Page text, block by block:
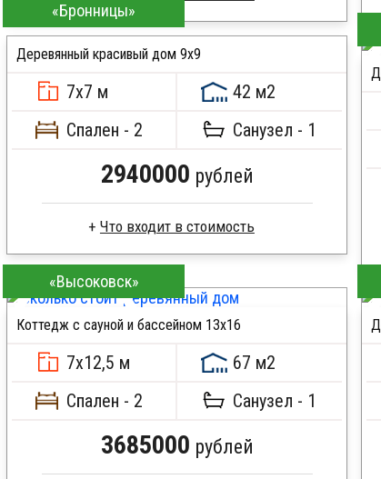
Брус камерной сушки
Стропила, балки 50х200 мм
Метизы, саморезы, гвозди
Сборка на березовые нагеля, джут
Металлические сваи 108 диаметр
ПОДРОБНЕЕ
«Бронницы»
Деревянный красивый дом 9х9
7х7 м
42 м2
Спален - 2
Санузел - 1
2940000 рублей
Профилированный брус
Стропила, балки 50х200 мм
Кровля металлочерепица
Метизы, саморезы, гвозди
Сборка на березовые нагеля, джут
Металлические сваи 108 диаметр
ПОДРОБНЕЕ
«Высоковск»
Коттедж с сауной и бассейном 13х16
7х12,5 м
67 м2
Спален - 2
Санузел - 1
3685000 рублей